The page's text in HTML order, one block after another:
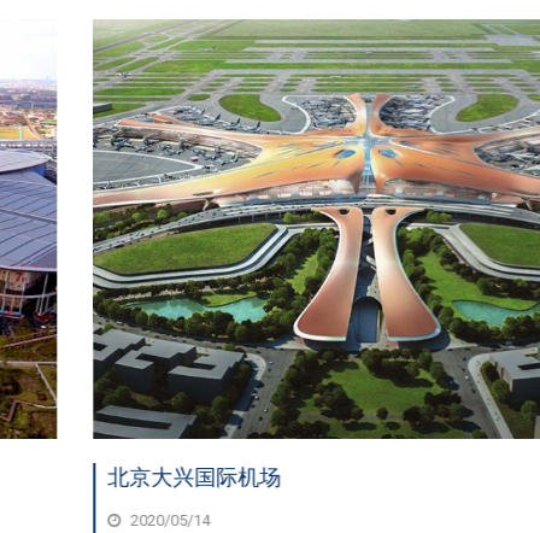
北京大兴国际机场
2020/05/14